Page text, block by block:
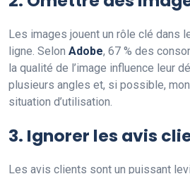
Les images jouent un rôle clé dans
ligne. Selon Adobe, 67 % des
la qualité de l’image influence leur
plusieurs angles et, si possible,
situation d’utilisation.
3. Ignorer les avis
Les avis clients sont un puissant